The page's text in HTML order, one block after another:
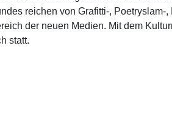
reichen von Grafitti-, Poetryslam-,
der neuen Medien. Mit dem
statt.